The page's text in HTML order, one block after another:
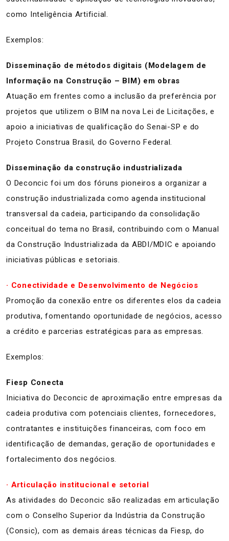
como Inteligência Artificial.
Exemplos:
Disseminação de métodos digitais (Modelagem de
Informação na Construção – BIM) em obras
Atuação em frentes como a inclusão da preferência por
projetos que utilizem o BIM na nova Lei de Licitações, e
apoio a iniciativas de qualificação do Senai-SP e do
Projeto Construa Brasil, do Governo Federal.
Disseminação da construção industrializada
O Deconcic foi um dos fóruns pioneiros a organizar a
construção industrializada como agenda institucional
transversal da cadeia, participando da consolidação
conceitual do tema no Brasil, contribuindo com o Manual
da Construção Industrializada da ABDI/MDIC e apoiando
iniciativas públicas e setoriais.
· Conectividade e Desenvolvimento de Negócios
Promoção da conexão entre os diferentes elos da cadeia
produtiva, fomentando oportunidade de negócios, acesso
a crédito e parcerias estratégicas para as empresas.
Exemplos:
Fiesp Conecta
Iniciativa do Deconcic de aproximação entre empresas da
cadeia produtiva com potenciais clientes, fornecedores,
contratantes e instituições financeiras, com foco em
identificação de demandas, geração de oportunidades e
fortalecimento dos negócios.
· Articulação institucional e setorial
As atividades do Deconcic são realizadas em articulação
com o Conselho Superior da Indústria da Construção
(Consic), com as demais áreas técnicas da Fiesp, do